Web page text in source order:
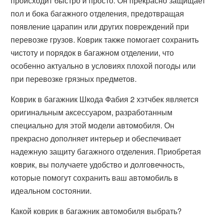
пол и бока багажного отделения, предотвращая
появление царапин или других повреждений при
перевозке грузов. Коврик также помогает сохранить
чистоту и порядок в багажном отделении, что
особенно актуально в условиях плохой погоды или
при перевозке грязных предметов.
Коврик в багажник Шкода Фабия 2 хэтчбек является
оригинальным аксессуаром, разработанным
специально для этой модели автомобиля. Он
прекрасно дополняет интерьер и обеспечивает
надежную защиту багажного отделения. Приобретая
коврик, вы получаете удобство и долговечность,
которые помогут сохранить ваш автомобиль в
идеальном состоянии.
Какой коврик в багажник автомобиля выбрать?